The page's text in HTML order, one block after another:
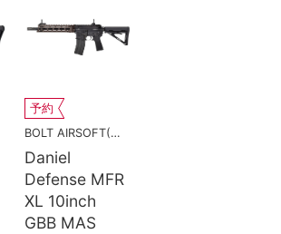
予約
BOLT AIRSOFT(ボルトエアソフト)
Daniel
Defense MFR
XL 10inch
GBB MAS